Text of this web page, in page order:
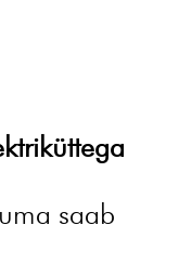
saab